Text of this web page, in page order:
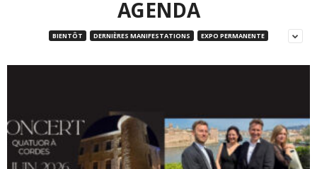
AGENDA
BIENTÔT DERNIÈRES MANIFESTATIONS EXPO PERMANENTE